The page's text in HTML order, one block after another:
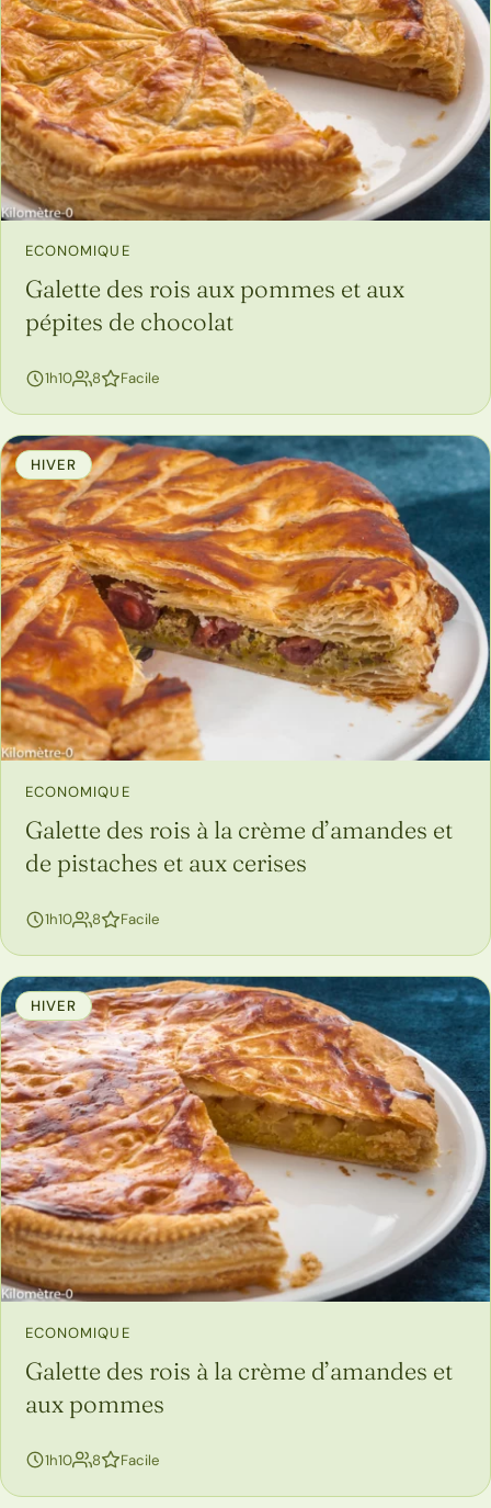
ECONOMIQUE
Galette des rois aux pommes et aux
pépites de chocolat
1h10 8personnes
Facile
HIVER
ECONOMIQUE
Galette des rois à la crème d’amandes et
de pistaches et aux cerises
1h10 8personnes
Facile
HIVER
ECONOMIQUE
Galette des rois à la crème d’amandes et
aux pommes
1h10 8personnes
Facile